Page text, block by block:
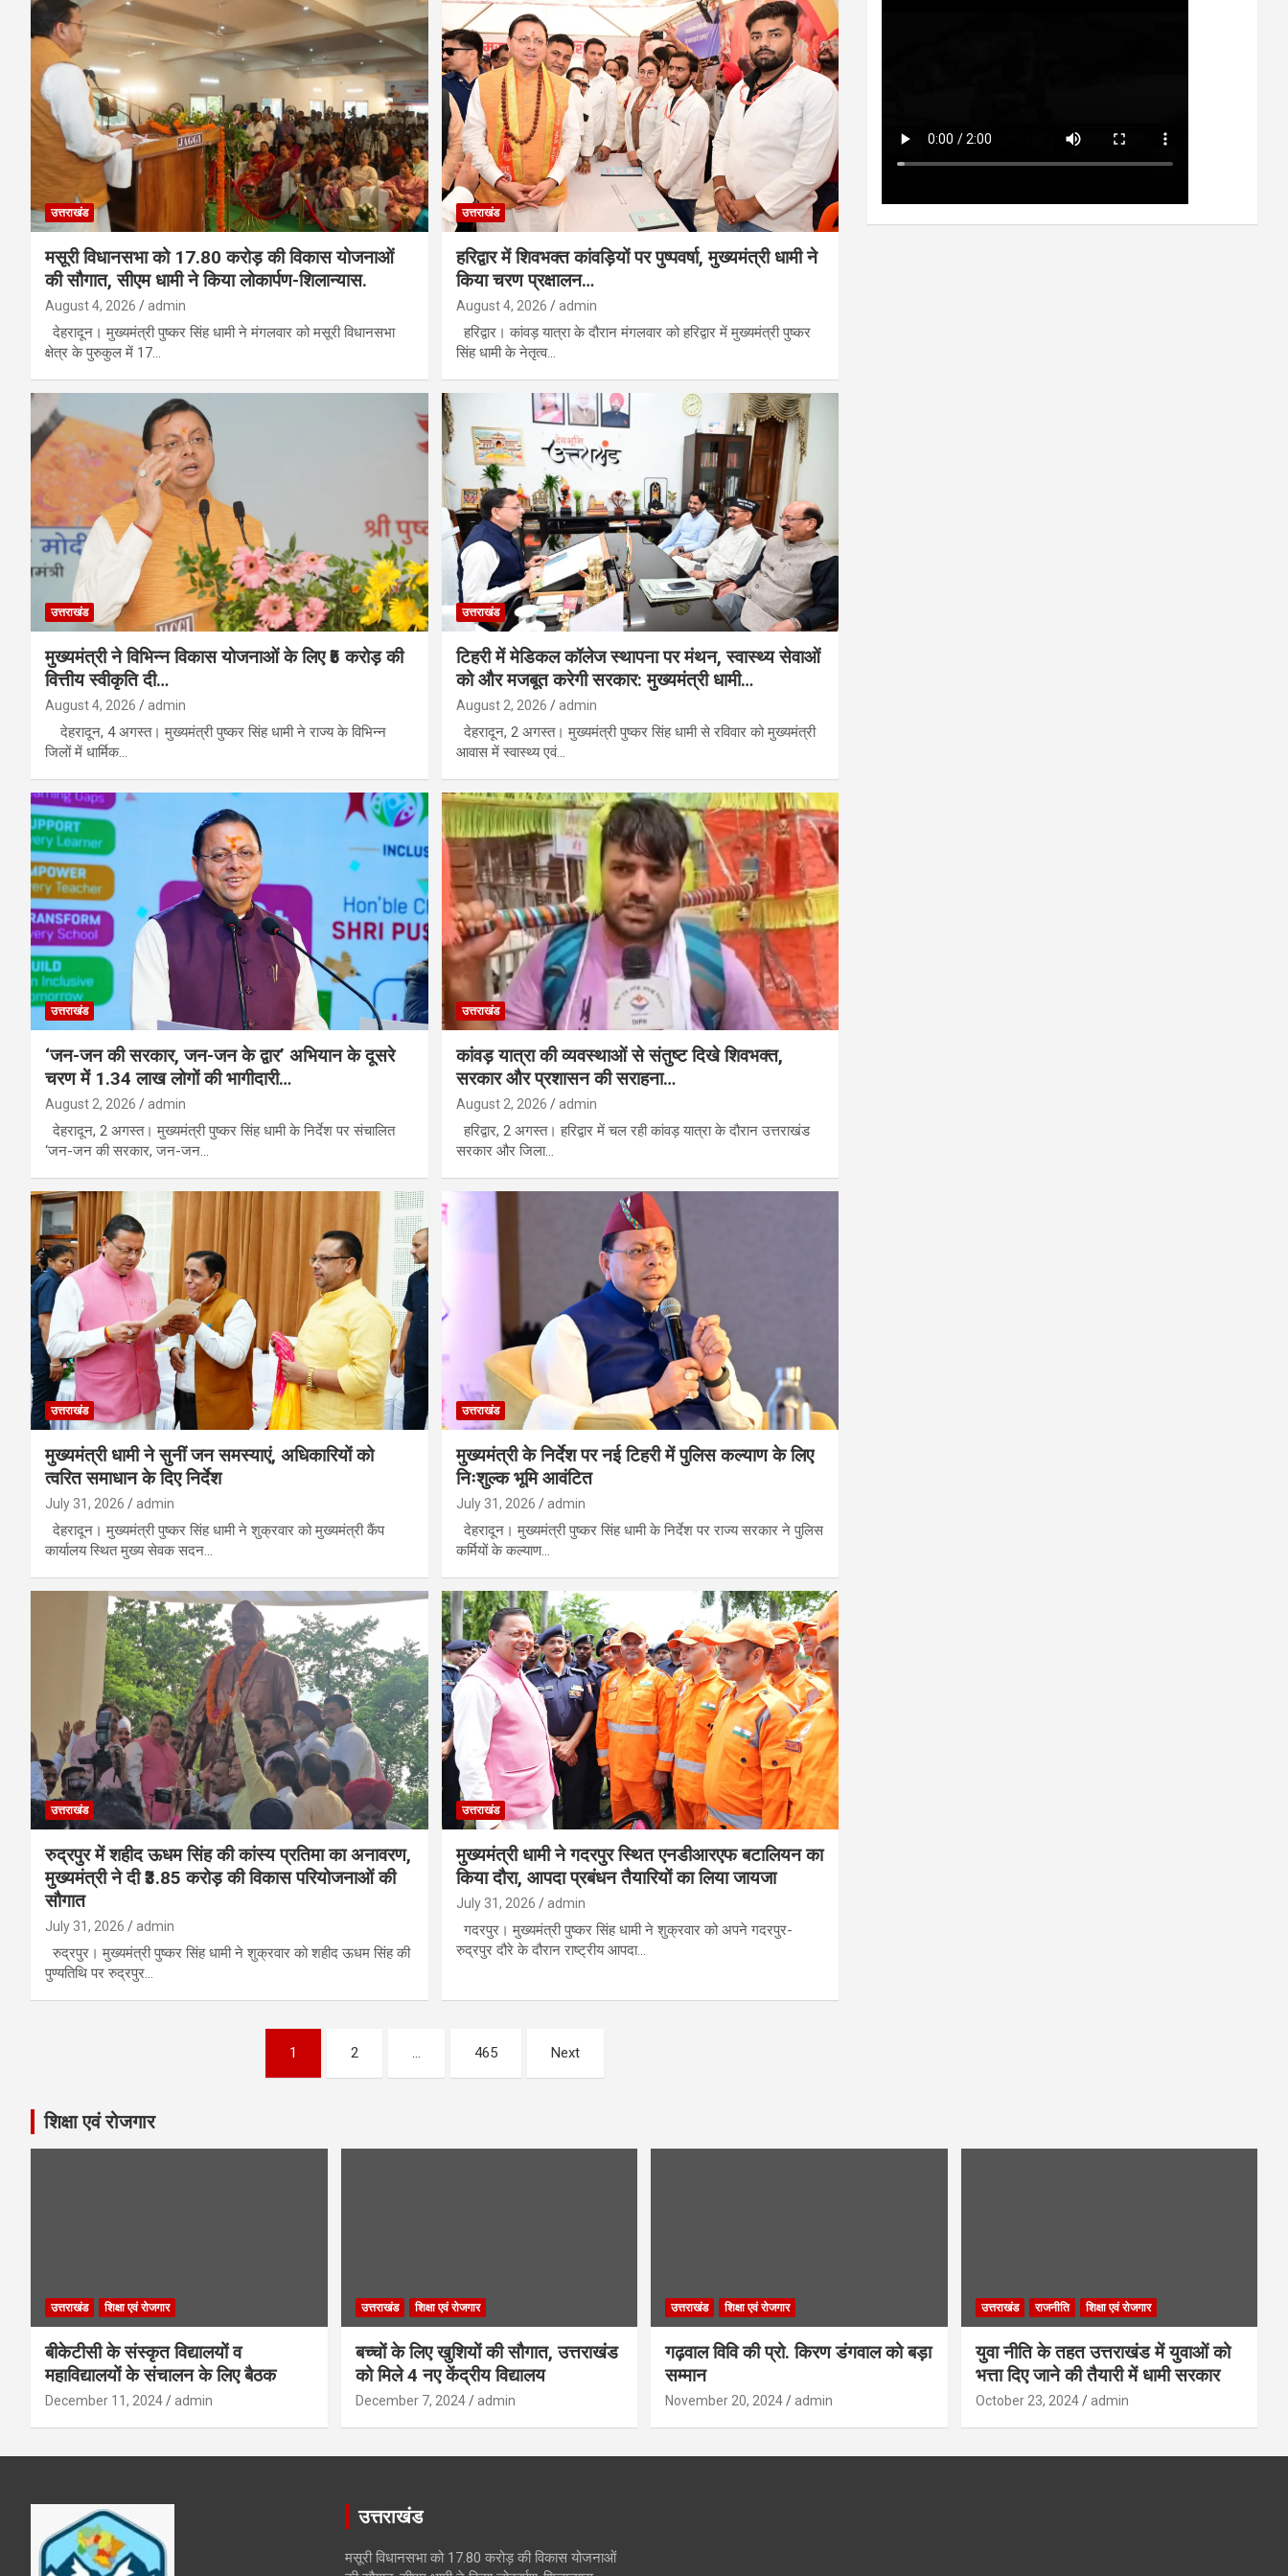
उत्तराखंड
मसूरी विधानसभा को 17.80 करोड़ की विकास योजनाओं
की सौगात, सीएम धामी ने किया लोकार्पण-शिलान्यास.
August 4, 2026 admin
देहरादून। मुख्यमंत्री पुष्कर सिंह धामी ने मंगलवार को मसूरी विधानसभा
क्षेत्र के पुरुकुल में 17…
उत्तराखंड
हरिद्वार में शिवभक्त कांवड़ियों पर पुष्पवर्षा, मुख्यमंत्री धामी ने
किया चरण प्रक्षालन…
August 4, 2026 admin
हरिद्वार। कांवड़ यात्रा के दौरान मंगलवार को हरिद्वार में मुख्यमंत्री पुष्कर
सिंह धामी के नेतृत्व…
उत्तराखंड
मुख्यमंत्री ने विभिन्न विकास योजनाओं के लिए ₹5 करोड़ की
वित्तीय स्वीकृति दी…
August 4, 2026 admin
देहरादून, 4 अगस्त। मुख्यमंत्री पुष्कर सिंह धामी ने राज्य के विभिन्न
जिलों में धार्मिक…
उत्तराखंड
टिहरी में मेडिकल कॉलेज स्थापना पर मंथन, स्वास्थ्य सेवाओं
को और मजबूत करेगी सरकार: मुख्यमंत्री धामी…
August 2, 2026 admin
देहरादून, 2 अगस्त। मुख्यमंत्री पुष्कर सिंह धामी से रविवार को मुख्यमंत्री
आवास में स्वास्थ्य एवं…
उत्तराखंड
‘जन-जन की सरकार, जन-जन के द्वार’ अभियान के दूसरे
चरण में 1.34 लाख लोगों की भागीदारी…
August 2, 2026 admin
देहरादून, 2 अगस्त। मुख्यमंत्री पुष्कर सिंह धामी के निर्देश पर संचालित
‘जन-जन की सरकार, जन-जन…
उत्तराखंड
कांवड़ यात्रा की व्यवस्थाओं से संतुष्ट दिखे शिवभक्त,
सरकार और प्रशासन की सराहना…
August 2, 2026 admin
हरिद्वार, 2 अगस्त। हरिद्वार में चल रही कांवड़ यात्रा के दौरान उत्तराखंड
सरकार और जिला…
उत्तराखंड
मुख्यमंत्री धामी ने सुनीं जन समस्याएं, अधिकारियों को
त्वरित समाधान के दिए निर्देश
July 31, 2026 admin
देहरादून। मुख्यमंत्री पुष्कर सिंह धामी ने शुक्रवार को मुख्यमंत्री कैंप
कार्यालय स्थित मुख्य सेवक सदन…
उत्तराखंड
मुख्यमंत्री के निर्देश पर नई टिहरी में पुलिस कल्याण के लिए
निःशुल्क भूमि आवंटित
July 31, 2026 admin
देहरादून। मुख्यमंत्री पुष्कर सिंह धामी के निर्देश पर राज्य सरकार ने पुलिस
कर्मियों के कल्याण…
उत्तराखंड
रुद्रपुर में शहीद ऊधम सिंह की कांस्य प्रतिमा का अनावरण,
मुख्यमंत्री ने दी ₹3.85 करोड़ की विकास परियोजनाओं की
सौगात
July 31, 2026 admin
रुद्रपुर। मुख्यमंत्री पुष्कर सिंह धामी ने शुक्रवार को शहीद ऊधम सिंह की
पुण्यतिथि पर रुद्रपुर…
उत्तराखंड
मुख्यमंत्री धामी ने गदरपुर स्थित एनडीआरएफ बटालियन का
किया दौरा, आपदा प्रबंधन तैयारियों का लिया जायजा
July 31, 2026 admin
गदरपुर। मुख्यमंत्री पुष्कर सिंह धामी ने शुक्रवार को अपने गदरपुर-
रुद्रपुर दौरे के दौरान राष्ट्रीय आपदा…
1 2 … 465 Next
शिक्षा एवं रोजगार
उत्तराखंड शिक्षा एवं रोजगार
बीकेटीसी के संस्कृत विद्यालयों व
महाविद्यालयों के संचालन के लिए बैठक
December 11, 2024 admin
उत्तराखंड शिक्षा एवं रोजगार
बच्चों के लिए खुशियों की सौगात, उत्तराखंड
को मिले 4 नए केंद्रीय विद्यालय
December 7, 2024 admin
उत्तराखंड शिक्षा एवं रोजगार
गढ़वाल विवि की प्रो. किरण डंगवाल को बड़ा
सम्मान
November 20, 2024 admin
उत्तराखंड राजनीति शिक्षा एवं रोजगार
युवा नीति के तहत उत्तराखंड में युवाओं को
भत्ता दिए जाने की तैयारी में धामी सरकार
October 23, 2024 admin
उत्तराखंड
मसूरी विधानसभा को 17.80 करोड़ की विकास योजनाओं